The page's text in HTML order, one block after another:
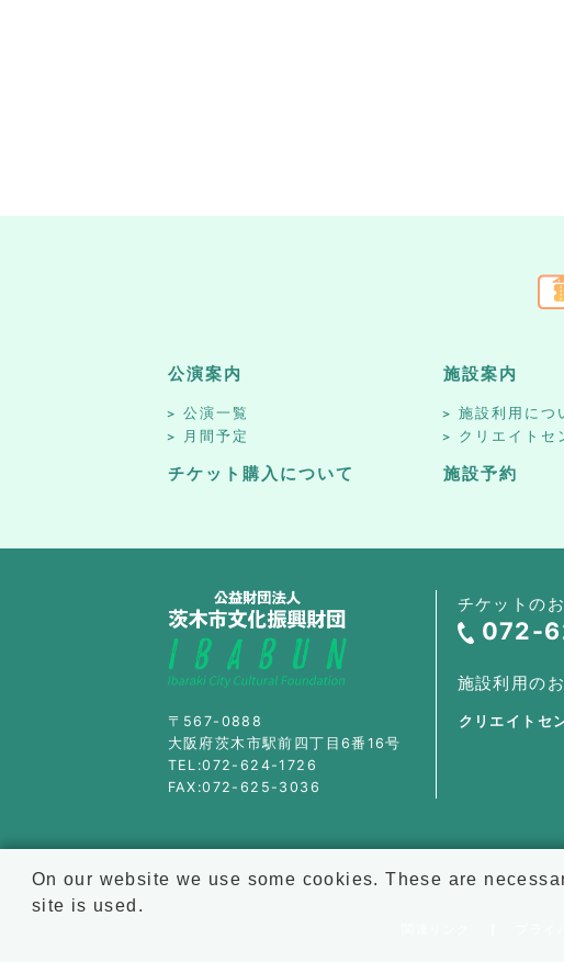
公演案内
公演一覧
月間予定
チケット購入について
施設案内
施設利用につ
クリエイトセ
施設予約
〒567-0888
大阪府茨木市駅前四丁目6番16号
TEL:072-624-1726
FAX:072-625-3036
チケットの
072-
施設利用の
クリエイトセ
On our website we use some cookies. These are
site is used.